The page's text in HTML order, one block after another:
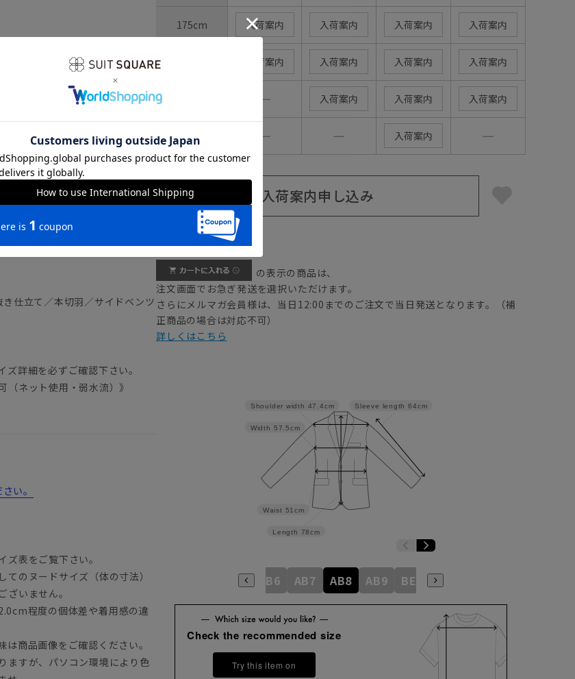
。
...
すめのコーディネートをご紹
！コスパのいい選び方や洗い方
成人式
仕立て／本切羽／サイドベンツ
詳細を必ずご確認下さい。
（ネット使用・弱水流）》
い。
表をご覧下さい。
のヌードサイズ（体の寸法）
いません。
程度の個体差や着用感の違
商品画像をご確認ください。
ますが、パソコン環境により色
175cm 入荷案内 入荷案内 入荷案内 入荷案内
入荷案内 入荷案内 入荷案内 入荷案内
― 入荷案内 入荷案内 入荷案内
190cm ― ― 入荷案内 ―
入荷案内申し込み
【 アイコンについて】
の表示の商品は、
注文画面でお急ぎ発送を選択いただけます。
さらにメルマガ会員様は、当日12:00までのご注文で当日発送となります。（補
正商品の場合は対応不可）
詳しくはこちら
Sleeve length 64cm
Length 78cm
Waist 51cm
Width 57.5cm
Shoulder width 47.4cm
A5 A6 A7 A8 A9 AB5 AB6 AB7 AB8 AB9 BE3 BE4
Check the recommended size
Try this item on